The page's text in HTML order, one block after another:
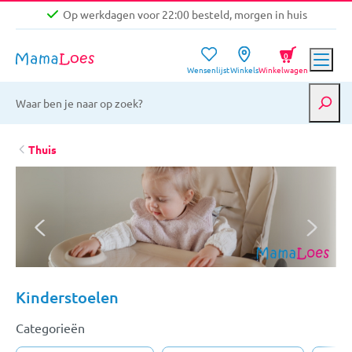
Op werkdagen voor 22:00 besteld, morgen in huis
Gratis verzending vanaf €39,-
Op werkdagen voor 22:00 besteld, morgen in huis
WensenlijstWinkelsWinkelwagen
0
Thuis
Kinderstoelen
Categorieën